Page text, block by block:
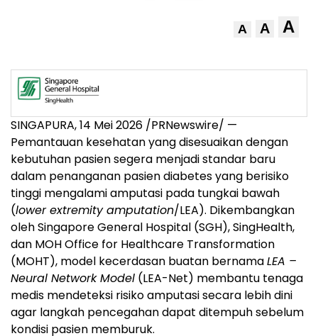
A A A
SINGAPURA, 14 Mei 2026 /PRNewswire/ —
Pemantauan kesehatan yang disesuaikan dengan
kebutuhan pasien segera menjadi standar baru
dalam penanganan pasien diabetes yang berisiko
tinggi mengalami amputasi pada tungkai bawah
(lower extremity amputation/LEA). Dikembangkan
oleh Singapore General Hospital (SGH), SingHealth,
dan MOH Office for Healthcare Transformation
(MOHT), model kecerdasan buatan bernamaLEA –
Neural Network Model (LEA-Net) membantu tenaga
medis mendeteksi risiko amputasi secara lebih dini
agar langkah pencegahan dapat ditempuh sebelum
kondisi pasien memburuk.